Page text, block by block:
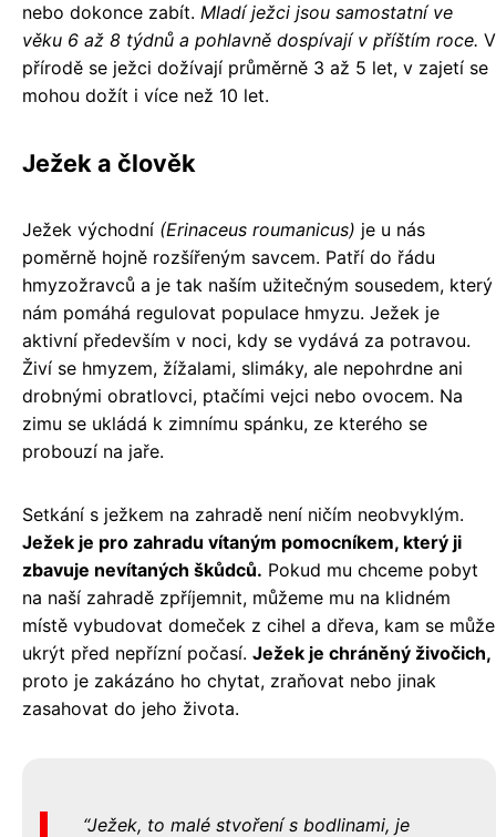
nebo dokonce zabít. Mladí ježci jsou samostatní ve
věku 6 až 8 týdnů a pohlavně dospívají v příštím roce. V
přírodě se ježci dožívají průměrně 3 až 5 let, v zajetí se
mohou dožít i více než 10 let.
Ježek a člověk
Ježek východní (Erinaceus roumanicus) je u nás
poměrně hojně rozšířeným savcem. Patří do řádu
hmyzožravců a je tak naším užitečným sousedem, který
nám pomáhá regulovat populace hmyzu. Ježek je
aktivní především v noci, kdy se vydává za potravou.
Živí se hmyzem, žížalami, slimáky, ale nepohrdne ani
drobnými obratlovci, ptačími vejci nebo ovocem. Na
zimu se ukládá k zimnímu spánku, ze kterého se
probouzí na jaře.
Setkání s ježkem na zahradě není ničím neobvyklým.
Ježek je pro zahradu vítaným pomocníkem, který ji
zbavuje nevítaných škůdců. Pokud mu chceme pobyt
na naší zahradě zpříjemnit, můžeme mu na klidném
místě vybudovat domeček z cihel a dřeva, kam se může
ukrýt před nepřízní počasí. Ježek je chráněný živočich,
proto je zakázáno ho chytat, zraňovat nebo jinak
zasahovat do jeho života.
Ježek, to malé stvoření s bodlinami, je